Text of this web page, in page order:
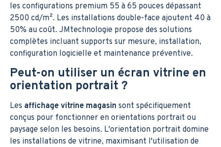
les configurations premium 55 à 65 pouces dépassant
2500 cd/m². Les installations double-face ajoutent 40 à
50% au coût. JMtechnologie propose des solutions
complètes incluant supports sur mesure, installation,
configuration logicielle et maintenance préventive.
Peut-on utiliser un écran vitrine en
orientation portrait ?
Les affichage vitrine magasin sont spécifiquement
conçus pour fonctionner en orientations portrait ou
paysage selon les besoins. L'orientation portrait domine
les installations de vitrine, maximisant l'utilisation de